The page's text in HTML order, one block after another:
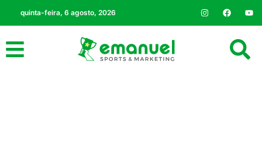
quinta-feira, 6 agosto, 2026